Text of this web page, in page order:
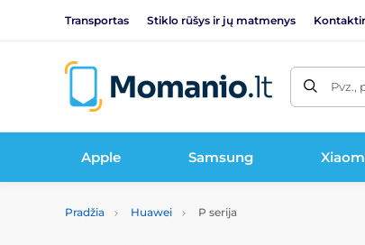
Transportas Stiklo rūšys ir jų matmenys
Pvz.,
Apple Samsung
Pradžia Huawei P serija